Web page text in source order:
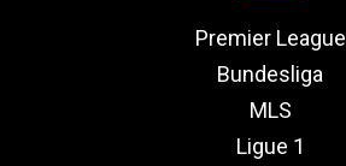
Premier League
Bundesliga
MLS
Ligue 1